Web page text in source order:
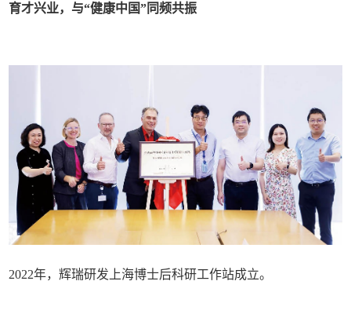
育才兴业，与“健康中国”同频共振
2022年，辉瑞研发上海博士后科研工作站成立。